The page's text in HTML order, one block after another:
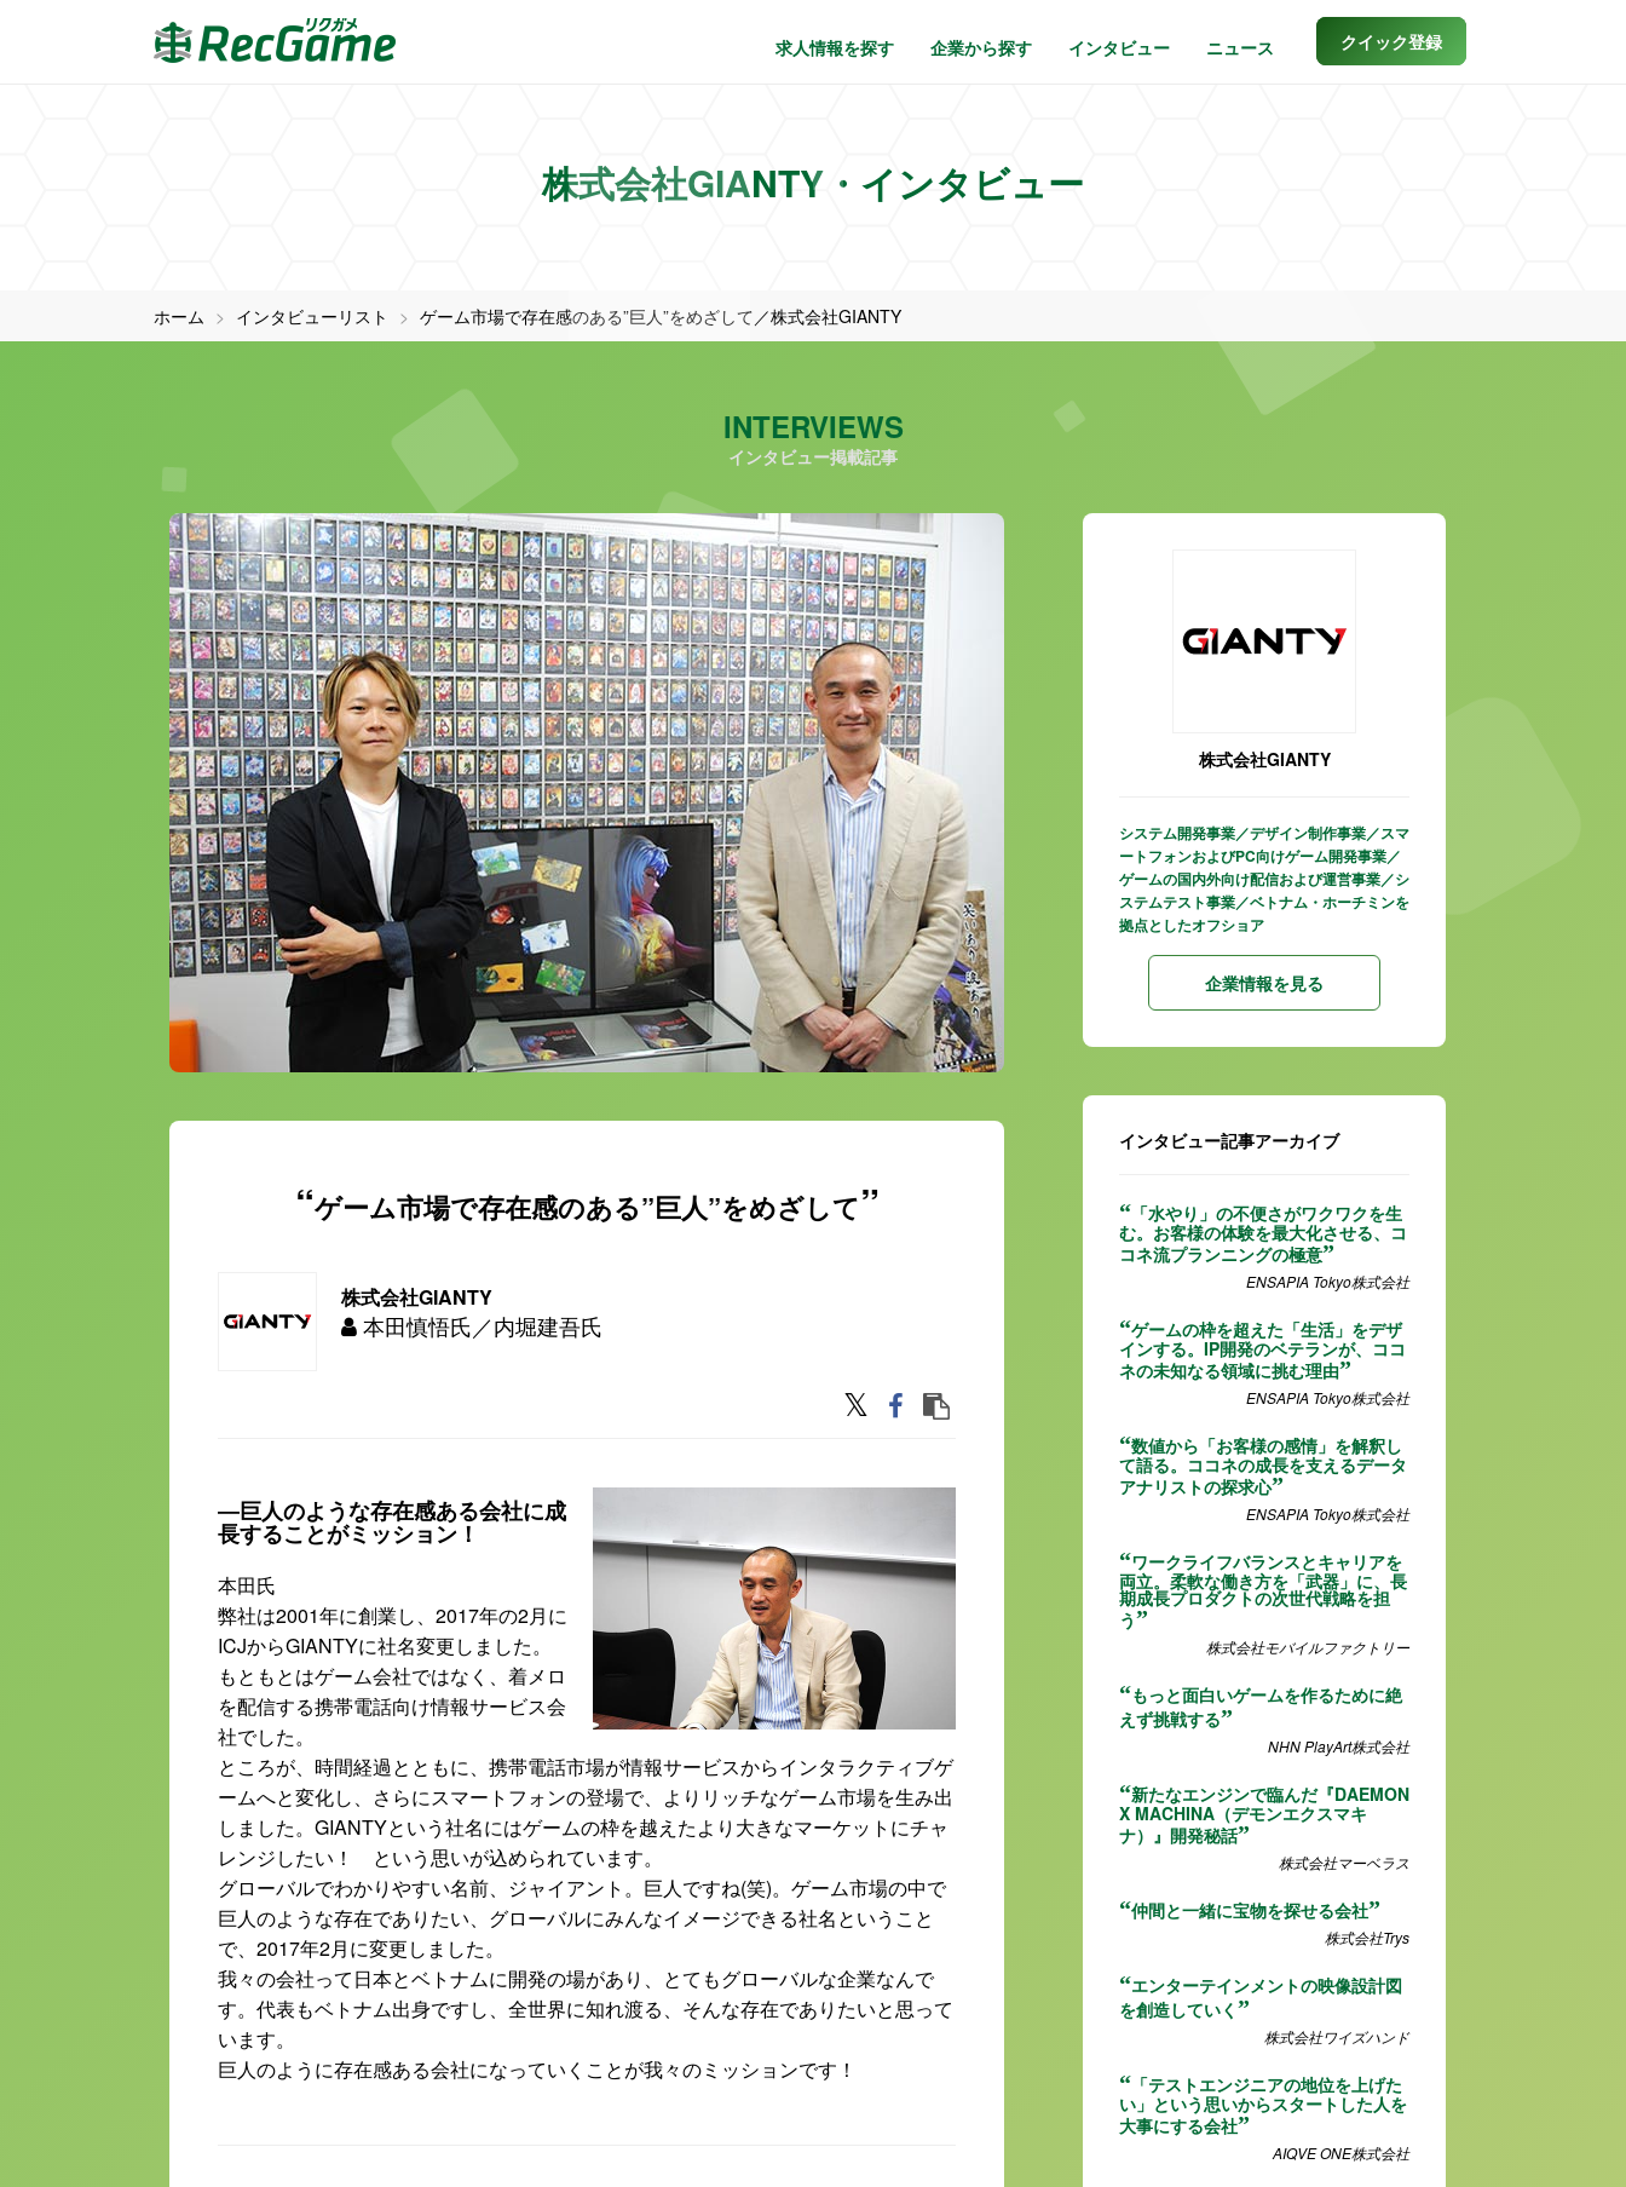
求人情報を探す 企業から探す インタビュー ニュース クイック登録
株式会社GIANTY・インタビュー
ホーム インタビューリスト ゲーム市場で存在感のある”巨人”をめざして／株式会社GIANTY
INTERVIEWS
インタビュー掲載記事
ゲーム市場で存在感のある”巨人”をめざして
株式会社GIANTY
本田慎悟氏／内堀建吾氏
―巨人のような存在感ある会社に成
長することがミッション！
本田氏
弊社は2001年に創業し、2017年の2月に
ICJからGIANTYに社名変更しました。
もともとはゲーム会社ではなく、着メロ
を配信する携帯電話向け情報サービス会
社でした。
ところが、時間経過とともに、携帯電話市場が情報サービスからインタラクティブゲ
ームへと変化し、さらにスマートフォンの登場で、よりリッチなゲーム市場を生み出
しました。GIANTYという社名にはゲームの枠を越えたより大きなマーケットにチャ
レンジしたい！ という思いが込められています。
グローバルでわかりやすい名前、ジャイアント。巨人ですね(笑)。ゲーム市場の中で
巨人のような存在でありたい、グローバルにみんなイメージできる社名ということ
で、2017年2月に変更しました。
我々の会社って日本とベトナムに開発の場があり、とてもグローバルな企業なんで
す。代表もベトナム出身ですし、全世界に知れ渡る、そんな存在でありたいと思って
います。
巨人のように存在感ある会社になっていくことが我々のミッションです！
株式会社GIANTY
システム開発事業／デザイン制作事業／スマ
ートフォンおよびPC向けゲーム開発事業／
ゲームの国内外向け配信および運営事業／シ
ステムテスト事業／ベトナム・ホーチミンを
拠点としたオフショア
企業情報を見る
インタビュー記事アーカイブ
「水やり」の不便さがワクワクを生
む。お客様の体験を最大化させる、コ
コネ流プランニングの極意
ENSAPIA Tokyo株式会社
ゲームの枠を超えた「生活」をデザ
インする。IP開発のベテランが、ココ
ネの未知なる領域に挑む理由
ENSAPIA Tokyo株式会社
数値から「お客様の感情」を解釈し
て語る。ココネの成長を支えるデータ
アナリストの探求心
ENSAPIA Tokyo株式会社
ワークライフバランスとキャリアを
両立。柔軟な働き方を「武器」に、長
期成長プロダクトの次世代戦略を担
う
株式会社モバイルファクトリー
もっと面白いゲームを作るために絶
えず挑戦する
NHN PlayArt株式会社
新たなエンジンで臨んだ『DAEMON
X MACHINA（デモンエクスマキ
ナ）』開発秘話
株式会社マーベラス
仲間と一緒に宝物を探せる会社
株式会社Trys
エンターテインメントの映像設計図
を創造していく
株式会社ワイズハンド
「テストエンジニアの地位を上げた
い」という思いからスタートした人を
大事にする会社
AIQVE ONE株式会社